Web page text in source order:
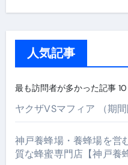
人気記事
最も訪問者が多かった記事
ヤクザVSマフィア （期間
神戸養蜂場・養蜂場を営
質な蜂蜜専門店【神戸養